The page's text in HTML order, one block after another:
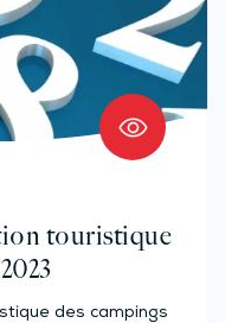
touristique
des campings